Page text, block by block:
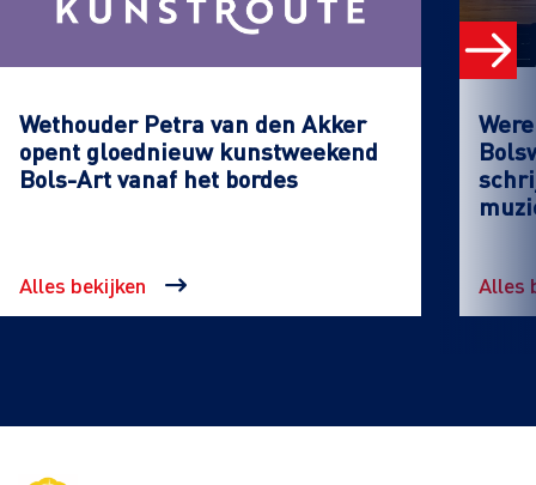
Wethouder Petra van den Akker
opent gloednieuw kunstweekend
Bols-Art vanaf het bordes
Alles bekijken Alles